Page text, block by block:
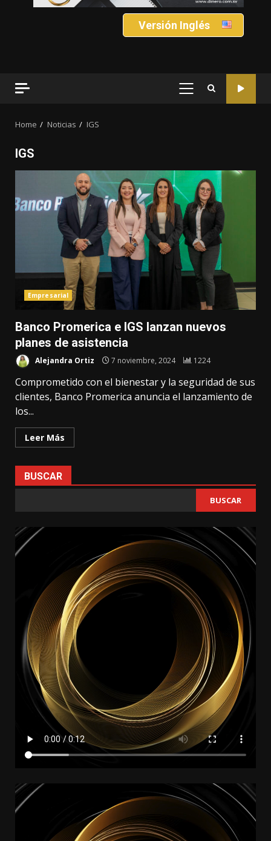
Versión Inglés
PRIMARY
Home Noticias IGS
IGS
Empresarial
Banco Promerica e IGS lanzan nuevos
planes de asistencia
Alejandra Ortiz 7 noviembre, 2024 1224
Comprometido con el bienestar y la seguridad de sus
clientes, Banco Promerica anuncia el lanzamiento de
los...
Leer Más
BUSCAR
BUSCAR